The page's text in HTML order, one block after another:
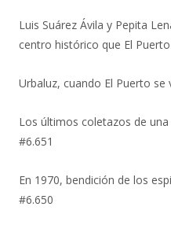
Luis Suárez Ávila y Pepita
centro histórico que El
Urbaluz, cuando El Puerto
Los últimos coletazos de
#6.651
En 1970, bendición de los
#6.650